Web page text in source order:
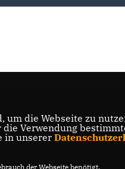
um die Webseite zu
Verwendung
in unserer
der Webseite benötigt.